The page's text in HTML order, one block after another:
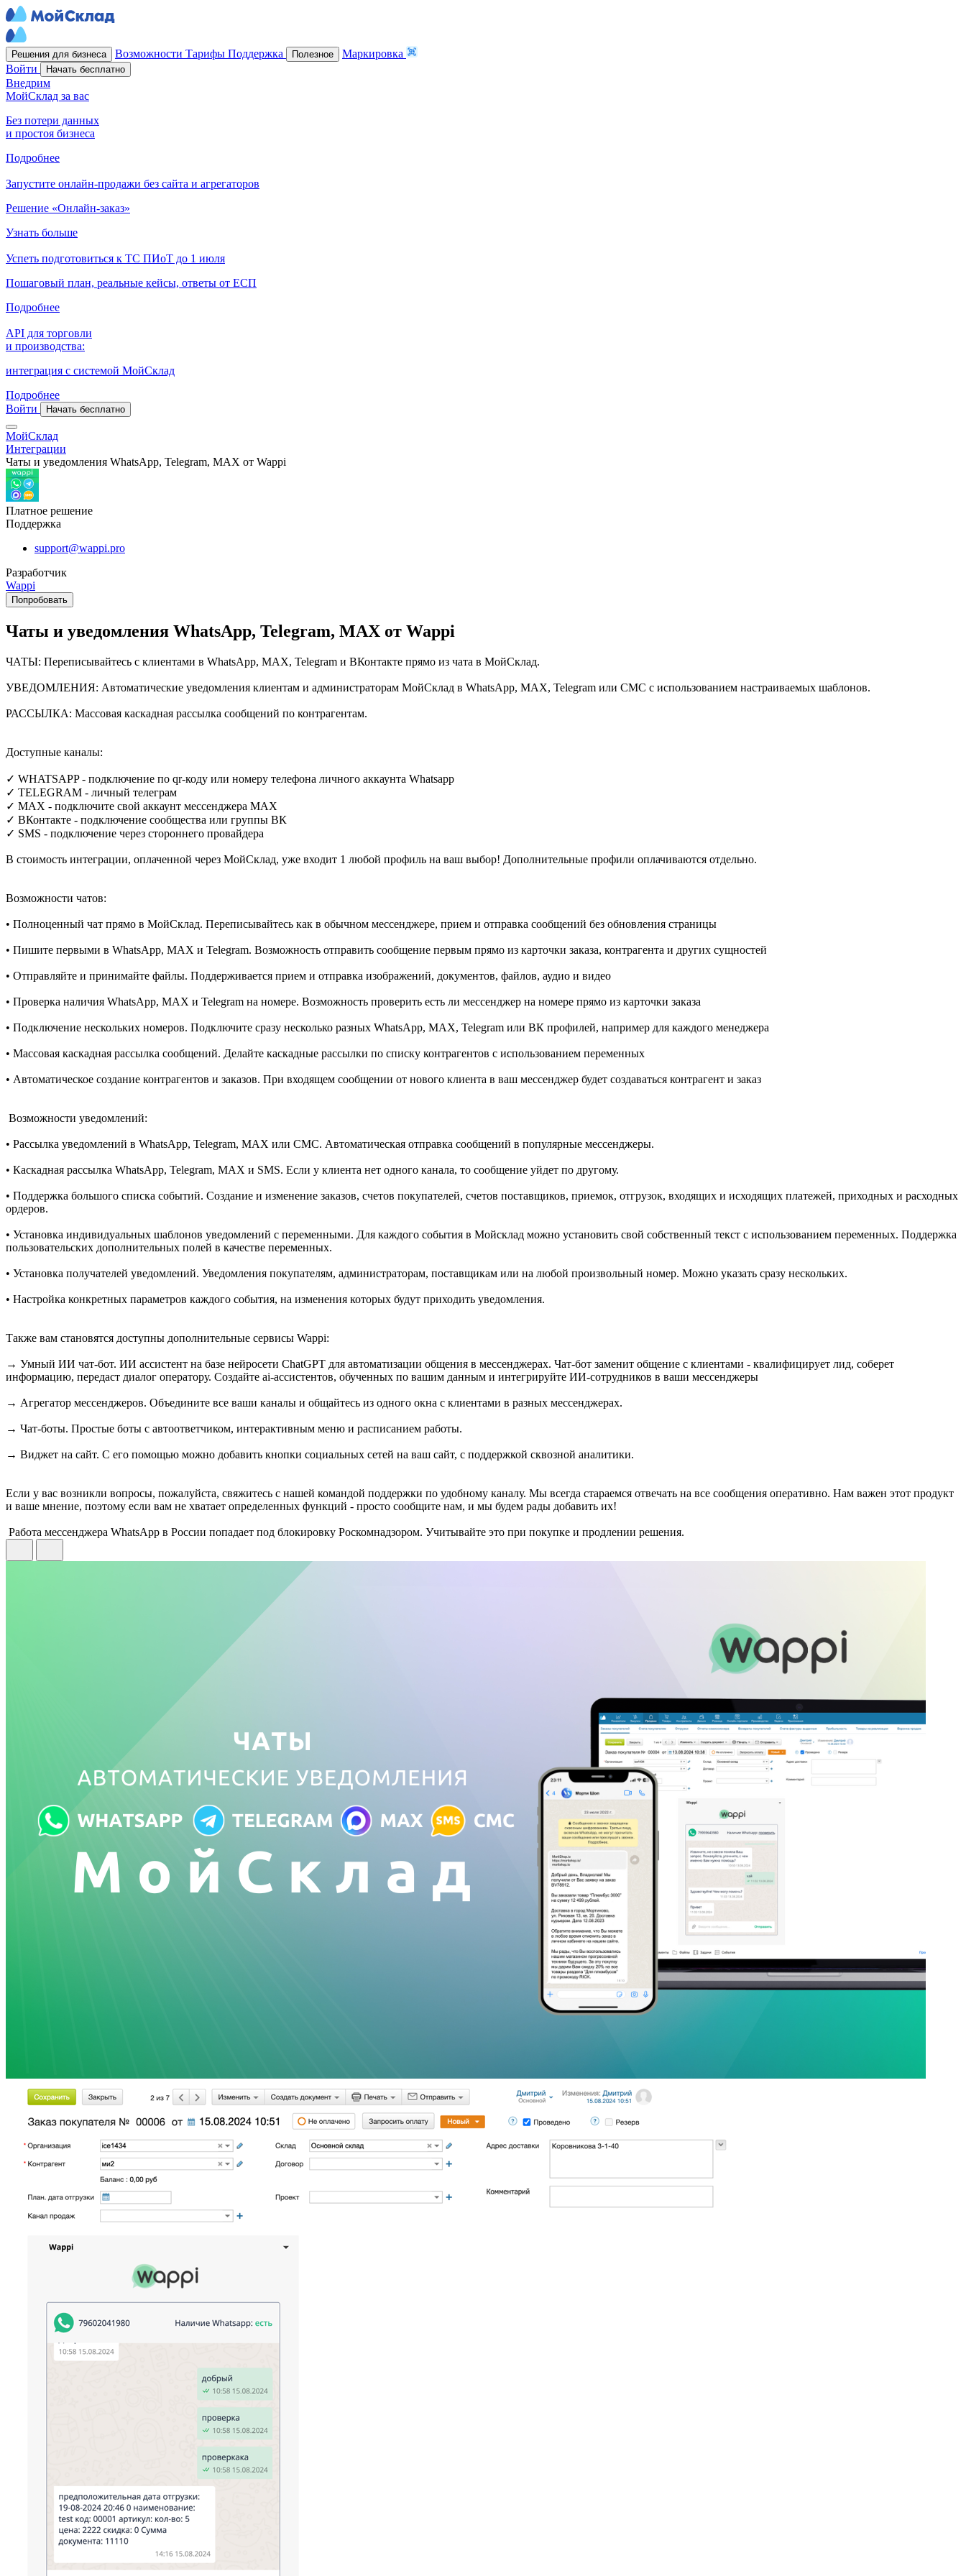
Решения для бизнеса Возможности Тарифы Поддержка Полезное
Маркировка
Войти
Начать бесплатно
Внедрим
МойСклад за вас
Без потери данных
и простоя бизнеса
Подробнее
Запустите онлайн-продажи без сайта и агрегаторов
Решение «Онлайн-заказ»
Узнать больше
Успеть подготовиться к ТС ПИоТ до 1 июля
Пошаговый план, реальные кейсы, ответы от ЕСП
Подробнее
API для торговли
и производства:
интеграция с системой МойСклад
Подробнее
Войти
Начать бесплатно
МойСклад
Интеграции
Чаты и уведомления WhatsApp, Telegram, MAX от Wappi
Платное решение
Поддержка
support@wappi.pro
Разработчик
Wappi
Попробовать
Чаты и уведомления WhatsApp, Telegram, MAX от Wappi
ЧАТЫ: Переписывайтесь с клиентами в WhatsApp, MAX, Telegram и ВКонтакте прямо из чата в МойСклад.
УВЕДОМЛЕНИЯ: Автоматические уведомления клиентам и администраторам МойСклад в WhatsApp, MAX, Telegram или СМС с использованием настраиваемых шаблонов.
РАССЫЛКА: Массовая каскадная рассылка сообщений по контрагентам.
Доступные каналы:
✓ WHATSAPP - подключение по qr-коду или номеру телефона личного аккаунта Whatsapp
✓ TELEGRAM - личный телеграм
✓ MAX - подключите свой аккаунт мессенджера MAX
✓ ВКонтакте - подключение сообщества или группы ВК
✓ SMS - подключение через стороннего провайдера
В стоимость интеграции, оплаченной через МойСклад, уже входит 1 любой профиль на ваш выбор! Дополнительные профили оплачиваются отдельно.
Возможности чатов:
• Полноценный чат прямо в МойСклад. Переписывайтесь как в обычном мессенджере, прием и отправка сообщений без обновления страницы
• Пишите первыми в WhatsApp, MAX и Telegram. Возможность отправить сообщение первым прямо из карточки заказа, контрагента и других сущностей
• Отправляйте и принимайте файлы. Поддерживается прием и отправка изображений, документов, файлов, аудио и видео
• Проверка наличия WhatsApp, MAX и Telegram на номере. Возможность проверить есть ли мессенджер на номере прямо из карточки заказа
• Подключение нескольких номеров. Подключите сразу несколько разных WhatsApp, MAX, Telegram или ВК профилей, например для каждого менеджера
• Массовая каскадная рассылка сообщений. Делайте каскадные рассылки по списку контрагентов с использованием переменных
• Автоматическое создание контрагентов и заказов. При входящем сообщении от нового клиента в ваш мессенджер будет создаваться контрагент и заказ
️ Возможности уведомлений:
• Рассылка уведомлений в WhatsApp, Telegram, MAX или СМС. Автоматическая отправка сообщений в популярные мессенджеры.
• Каскадная рассылка WhatsApp, Telegram, MAX и SMS. Если у клиента нет одного канала, то сообщение уйдет по другому.
• Поддержка большого списка событий. Создание и изменение заказов, счетов покупателей, счетов поставщиков, приемок, отгрузок, входящих и исходящих платежей, приходных и расходных
ордеров.
• Установка индивидуальных шаблонов уведомлений с переменными. Для каждого события в Мойсклад можно установить свой собственный текст с использованием переменных. Поддержка
пользовательских дополнительных полей в качестве переменных.
• Установка получателей уведомлений. Уведомления покупателям, администраторам, поставщикам или на любой произвольный номер. Можно указать сразу нескольких.
• Настройка конкретных параметров каждого события, на изменения которых будут приходить уведомления.
Также вам становятся доступны дополнительные сервисы Wappi:
→ Умный ИИ чат-бот. ИИ ассистент на базе нейросети ChatGPT для автоматизации общения в мессенджерах. Чат-бот заменит общение с клиентами - квалифицирует лид, соберет
информацию, передаст диалог оператору. Создайте ai-ассистентов, обученных по вашим данным и интегрируйте ИИ-сотрудников в ваши мессенджеры
→ Агрегатор мессенджеров. Объедините все ваши каналы и общайтесь из одного окна с клиентами в разных мессенджерах.
→ Чат-боты. Простые боты с автоответчиком, интерактивным меню и расписанием работы.
→ Виджет на сайт. С его помощью можно добавить кнопки социальных сетей на ваш сайт, с поддержкой сквозной аналитики.
Если у вас возникли вопросы, пожалуйста, свяжитесь с нашей командой поддержки по удобному каналу. Мы всегда стараемся отвечать на все сообщения оперативно. Нам важен этот продукт
и ваше мнение, поэтому если вам не хватает определенных функций - просто сообщите нам, и мы будем рады добавить их!
️ Работа мессенджера WhatsApp в России попадает под блокировку Роскомнадзором. Учитывайте это при покупке и продлении решения.